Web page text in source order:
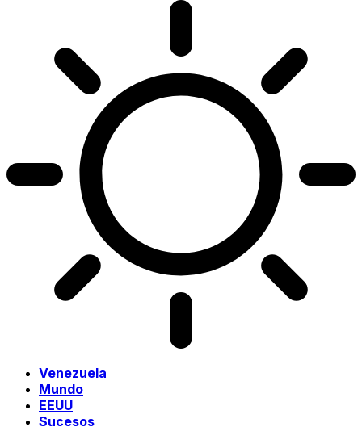
Venezuela
Mundo
EEUU
Sucesos